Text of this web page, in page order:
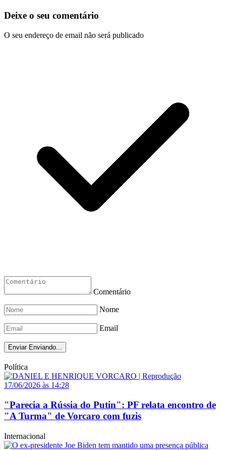
Deixe o seu comentário
O seu endereço de email não será publicado
Comentário
Nome
Email
Enviar Enviando...
Política
17/06/2026 às 14:28
"Parecia a Rússia do Putin": PF relata encontro de
"A Turma" de Vorcaro com fuzis
Internacional